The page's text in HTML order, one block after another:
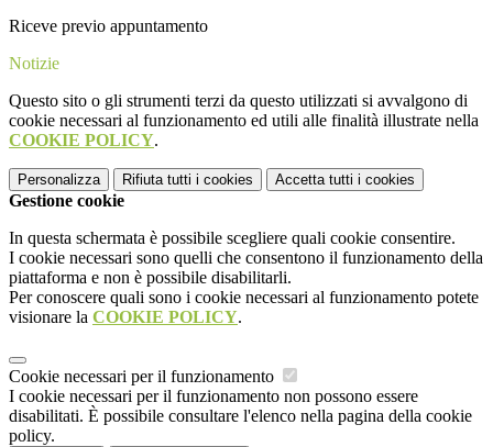
Riceve previo appuntamento
Notizie
Questo sito o gli strumenti terzi da questo utilizzati si avvalgono di
cookie necessari al funzionamento ed utili alle finalità illustrate nella
COOKIE POLICY.
Personalizza Rifiuta tutti i cookies Accetta tutti i cookies
Gestione cookie
In questa schermata è possibile scegliere quali cookie consentire.
I cookie necessari sono quelli che consentono il funzionamento della
piattaforma e non è possibile disabilitarli.
Per conoscere quali sono i cookie necessari al funzionamento potete
visionare la COOKIE POLICY.
Cookie necessari per il funzionamento
I cookie necessari per il funzionamento non possono essere
disabilitati. È possibile consultare l'elenco nella pagina della cookie
policy.